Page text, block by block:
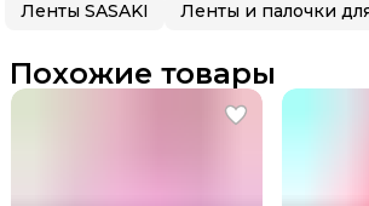
Ленты SASAKI
Похожие товары